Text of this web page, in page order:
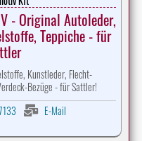
- Original Autoleder,
Teppiche - für
Kunstleder, Flecht-
Bezüge - für Sattler!
E-Mail